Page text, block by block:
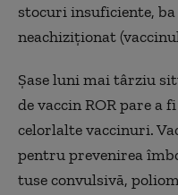
stocuri insuficiente,
neachiziționat
Şase luni mai târziu
de vaccin ROR pare a
celorlalte vaccinuri.
pentru prevenirea
tuse convulsivă,